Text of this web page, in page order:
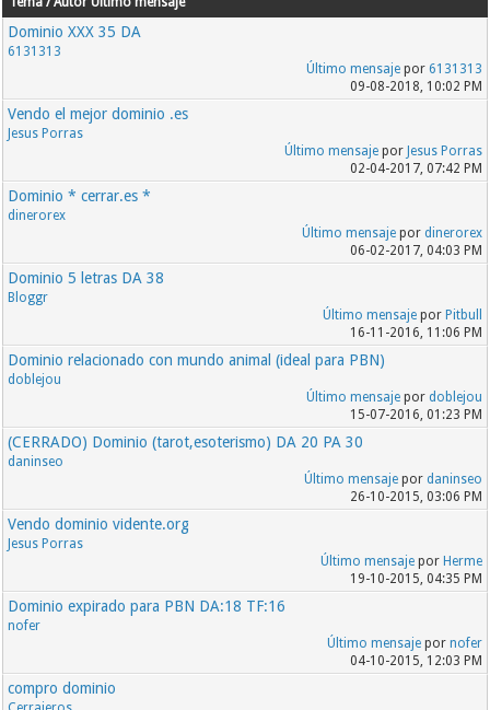
Dominio XXX 35 DA
6131313
Último mensajepor 6131313
09-08-2018, 10:02 PM
Vendo el mejor dominio .es
Jesus Porras
Último mensajepor Jesus Porras
02-04-2017, 07:42 PM
Dominio * cerrar.es *
dinerorex
Último mensajepor dinerorex
06-02-2017, 04:03 PM
Dominio 5 letras DA 38
Bloggr
Último mensajepor Pitbull
16-11-2016, 11:06 PM
Dominio relacionado con mundo animal (ideal para PBN)
doblejou
Último mensajepor doblejou
15-07-2016, 01:23 PM
(CERRADO) Dominio (tarot,esoterismo) DA 20 PA 30
daninseo
Último mensajepor daninseo
26-10-2015, 03:06 PM
Vendo dominio vidente.org
Jesus Porras
Último mensajepor Herme
19-10-2015, 04:35 PM
Dominio expirado para PBN DA:18 TF:16
nofer
Último mensajepor nofer
04-10-2015, 12:03 PM
compro dominio